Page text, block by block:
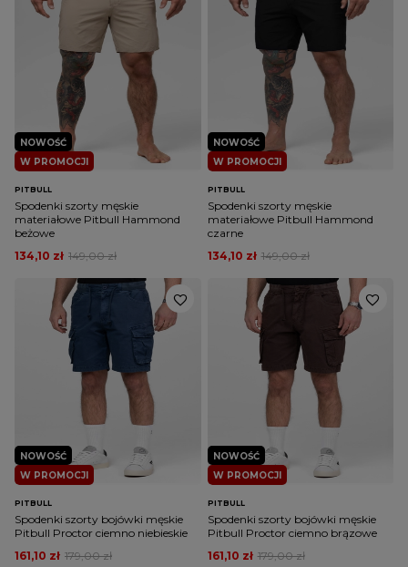
W PROMOCJI
NOWOŚĆ
PITBULL
Spodenki szorty męskie
materiałowe Pitbull Hammond
beżowe
149,00 zł
134,10 zł
W PROMOCJI
NOWOŚĆ
PITBULL
Spodenki szorty męskie
materiałowe Pitbull Hammond
czarne
149,00 zł
134,10 zł
W PROMOCJI
NOWOŚĆ
PITBULL
Spodenki szorty bojówki męskie
Pitbull Proctor ciemno niebieskie
179,00 zł
161,10 zł
W PROMOCJI
NOWOŚĆ
PITBULL
Spodenki szorty bojówki męskie
Pitbull Proctor ciemno brązowe
179,00 zł
161,10 zł